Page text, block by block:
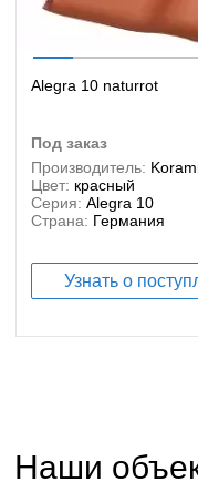
Alegra 10 naturrot
под заказ
Производитель:
Цвет: красный
Серия: Alegra 10
Страна: Германия
Узнать о
Наши